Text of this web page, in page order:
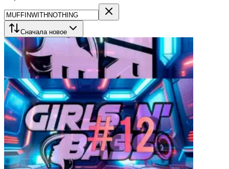
Сначала новое